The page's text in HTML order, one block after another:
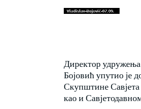
Директор
Бојовић упутио је
Скупштине Савјета
као и